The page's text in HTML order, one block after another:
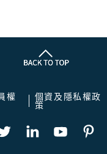
權
個資及隱私權政
策